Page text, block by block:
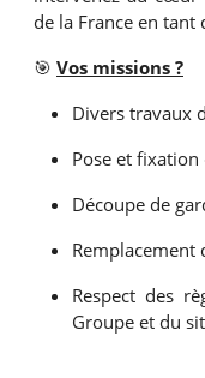
de la France en tant
🎯 Vos missions ?
Divers travaux
Pose et fixation
Découpe de
Remplacement
Respect des
Groupe et du